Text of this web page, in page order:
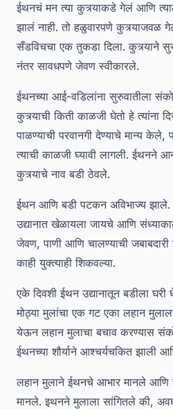
ईथनचं मन त्या कुत्र्याकडे गेलं आणि
झालं नाही. तो हळुवारपणे कुत्र्याजवळ
सँडविचचा एक तुकडा दिला. कुत्र्याने
नंतर सावधपणे जेवण स्वीकारले.
ईथनच्या आई-वडिलांना सुरुवातीला
कुत्र्याची किती काळजी घेतो हे त्यांना
पाळण्याची परवानगी देण्याचे मान्य
त्याची काळजी घ्यावी लागली. ईथनने
कुत्र्याचे नाव बडी ठेवले.
ईथन आणि बडी पटकन अविभाज्य झाले.
उद्यानात खेळायला जायचे आणि
जेवण, पाणी आणि चालण्याची
काही युक्त्याही शिकवल्या.
एके दिवशी ईथन उद्यानातून बडीला
मोठ्या मुलांचा एक गट एका लहान
येऊन लहान मुलाचा बचाव करण्यास
ईथनच्या शौर्याने आश्चर्यचकित झाली
लहान मुलाने ईथनचे आभार मानले आणि
मानले. इथनने मुलाला सांगितले की,